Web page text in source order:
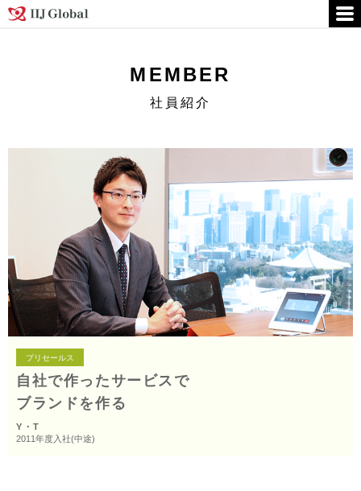
MEMBER
社員紹介
プリセールス
自社で作ったサービスで
ブランドを作る
Y・T
2011年度入社(中途)